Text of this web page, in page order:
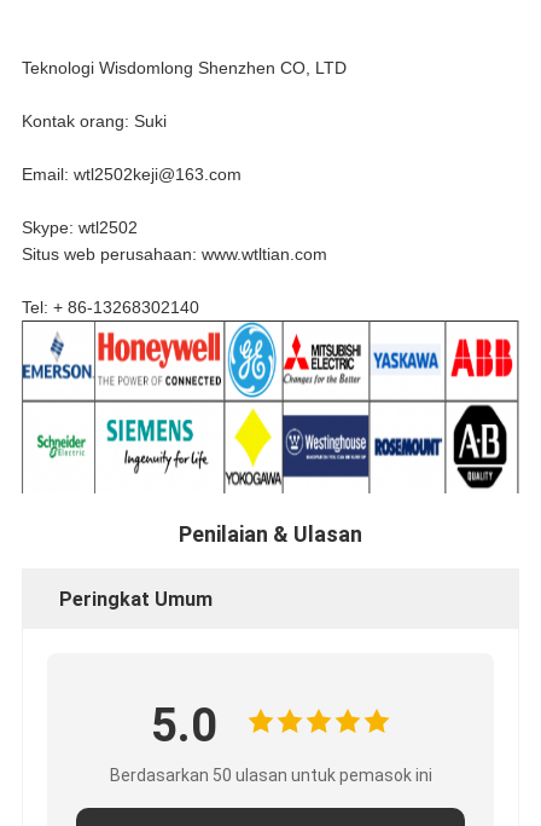
Teknologi Wisdomlong Shenzhen CO, LTD
Kontak orang: Suki
Email: wtl2502keji@163.com
Skype: wtl2502
Situs web perusahaan: www.wtltian.com
Tel: + 86-13268302140
Penilaian & Ulasan
Peringkat Umum
5.0
Berdasarkan 50 ulasan untuk pemasok ini